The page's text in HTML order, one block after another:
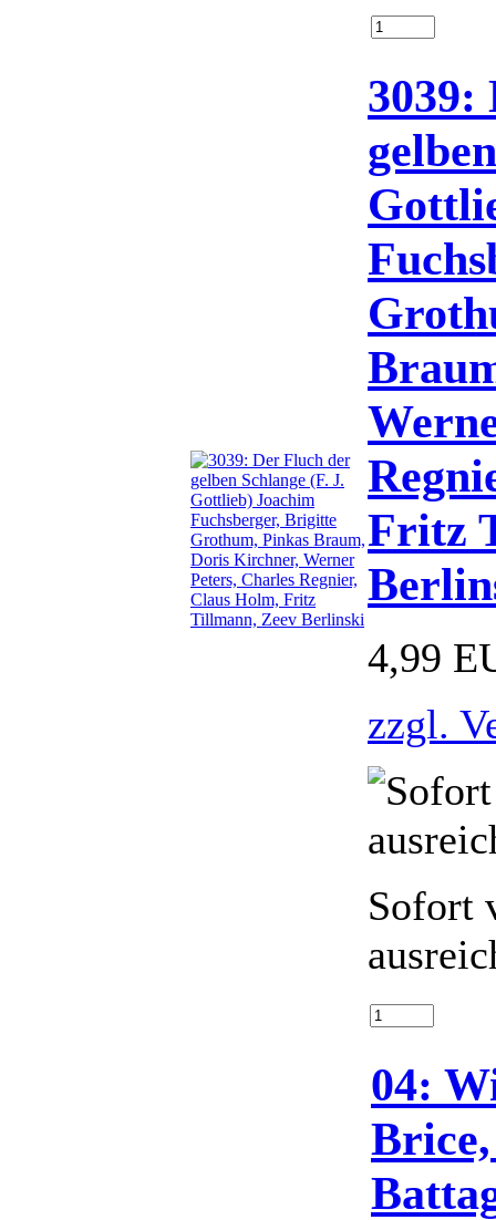
3039:
Fritz
4,99
zzgl.
Sofort
04: